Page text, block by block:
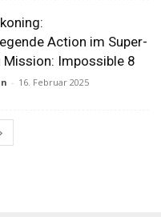
Action im Super-
Mission: Impossible 8
- 16. Februar 2025